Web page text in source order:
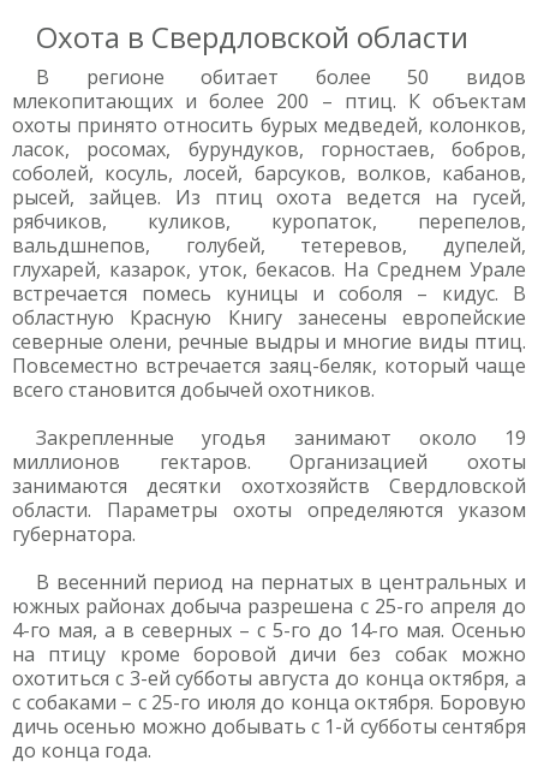
Охота в Свердловской области
В регионе обитает более 50 видов
млекопитающих и более 200 – птиц. К объектам
охоты принято относить бурых медведей, колонков,
ласок, росомах, бурундуков, горностаев, бобров,
соболей, косуль, лосей, барсуков, волков, кабанов,
рысей, зайцев. Из птиц охота ведется на гусей,
рябчиков, куликов, куропаток, перепелов,
вальдшнепов, голубей, тетеревов, дупелей,
глухарей, казарок, уток, бекасов. На Среднем Урале
встречается помесь куницы и соболя – кидус. В
областную Красную Книгу занесены европейские
северные олени, речные выдры и многие виды птиц.
Повсеместно встречается заяц-беляк, который чаще
всего становится добычей охотников.
Закрепленные угодья занимают около 19
миллионов гектаров. Организацией охоты
занимаются десятки охотхозяйств Свердловской
области. Параметры охоты определяются указом
губернатора.
В весенний период на пернатых в центральных и
южных районах добыча разрешена с 25-го апреля до
4-го мая, а в северных – с 5-го до 14-го мая. Осенью
на птицу кроме боровой дичи без собак можно
охотиться с 3-ей субботы августа до конца октября, а
с собаками – с 25-го июля до конца октября. Боровую
дичь осенью можно добывать с 1-й субботы сентября
до конца года.